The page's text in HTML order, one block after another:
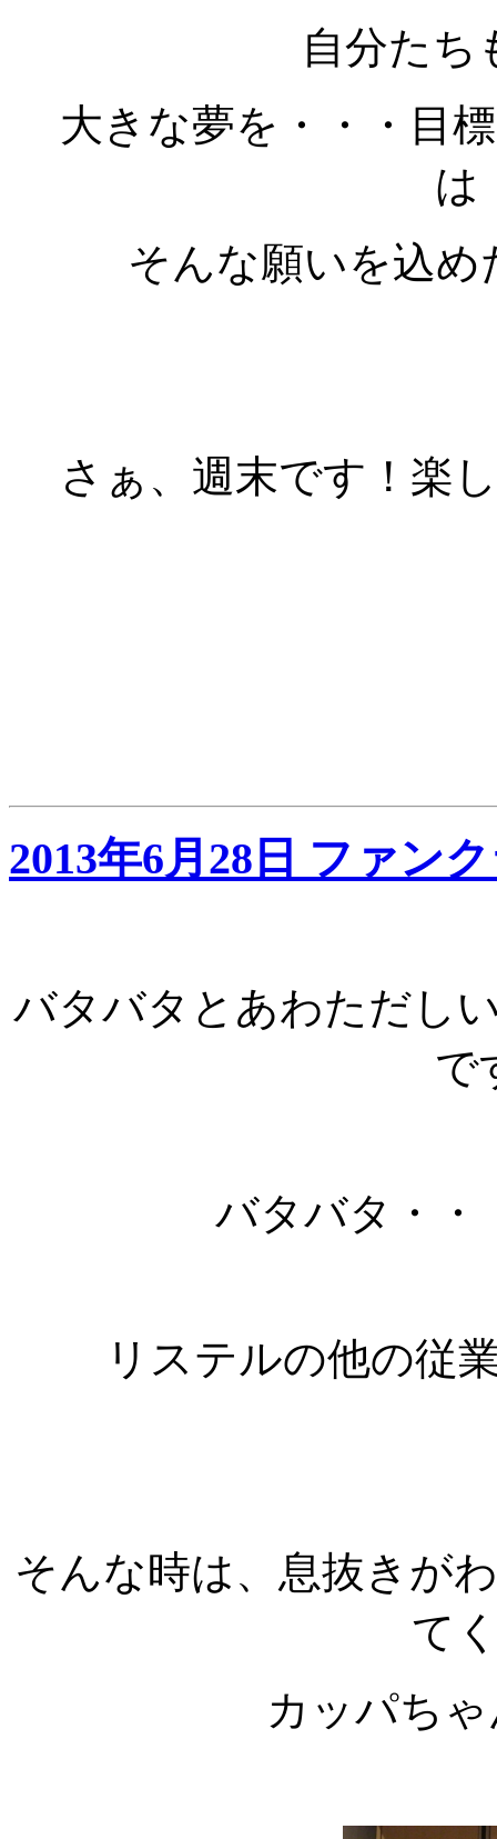
自分たち
大きな夢を・・・目
は
そんな願いを込
さぁ、週末です！楽
2013年6月28日 ファン
バタバタとあわただし
で
バタバタ・・
リステルの他の従
そんな時は、息抜きが
て
カッパち